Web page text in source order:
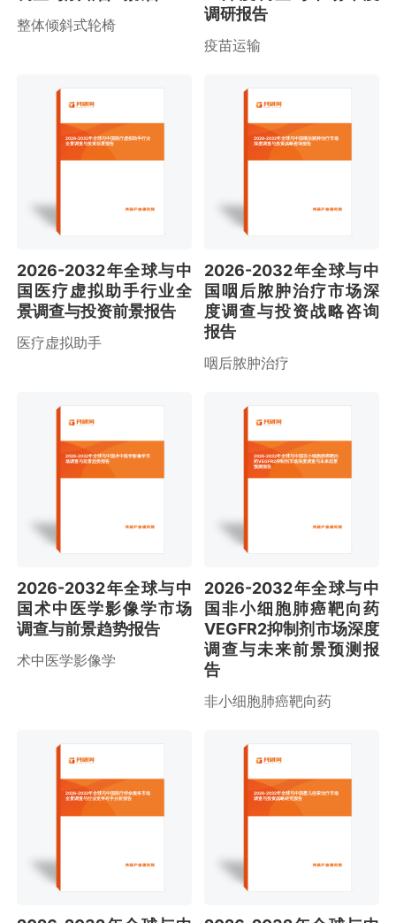
整体倾斜式轮椅
调研报告
疫苗运输
2026-2032年全球与中国医疗虚拟助手行业
全景调查与投资前景报告
2026-2032年全球与中
国医疗虚拟助手行业全
景调查与投资前景报告
医疗虚拟助手
2026-2032年全球与中国咽后脓肿治疗市场
深度调查与投资战略咨询报告
2026-2032年全球与中
国咽后脓肿治疗市场深
度调查与投资战略咨询
报告
咽后脓肿治疗
2026-2032年全球与中国术中医学影像学市
场调查与前景趋势报告
2026-2032年全球与中
国术中医学影像学市场
调查与前景趋势报告
术中医学影像学
2026-2032年全球与中国非小细胞肺癌靶向
药VEGFR2抑制剂市场深度调查与未来前景
预测报告
2026-2032年全球与中
国非小细胞肺癌靶向药
VEGFR2抑制剂市场深度
调查与未来前景预测报
告
非小细胞肺癌靶向药
2026-2032年全球与中国医疗待命服务市场
全景调查与行业竞争对手分析报告
2026-2032年全球与中国婴儿痉挛治疗市场
调查与投资战略研究报告